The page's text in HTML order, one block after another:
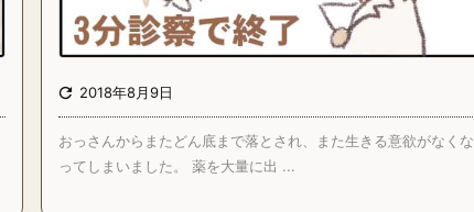
 2018年8月9日
おっさんからまたどん底まで落とされ、また生きる意欲がなくな
ってしまいました。 薬を大量に出 ...